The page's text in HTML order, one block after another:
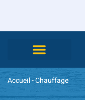
Accueil-Chauffage